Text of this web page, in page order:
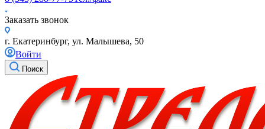
Заказать звонок
г. Екатеринбург, ул. Малышева, 50
Войти
Поиск